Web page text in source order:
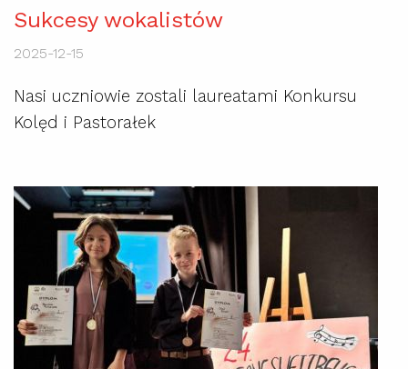
Sukcesy wokalistów
2025-12-15
Nasi uczniowie zostali laureatami Konkursu
Kolęd i Pastorałek